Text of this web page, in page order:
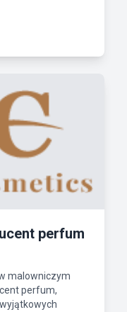
perfum
malowniczym
perfum,